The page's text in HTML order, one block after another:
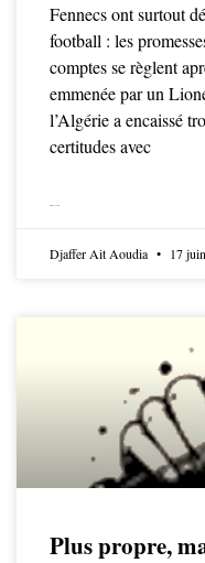
Fennecs ont surtout
football : les
comptes se règlent
emmenée par un
l’Algérie a encaissé
certitudes avec
Djaffer Ait Aoudia 17
Plus propre,